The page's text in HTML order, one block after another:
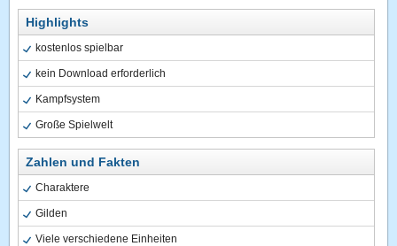
Highlights
kostenlos spielbar
kein Download erforderlich
Kampfsystem
Große Spielwelt
Zahlen und Fakten
Charaktere
Gilden
Viele verschiedene Einheiten